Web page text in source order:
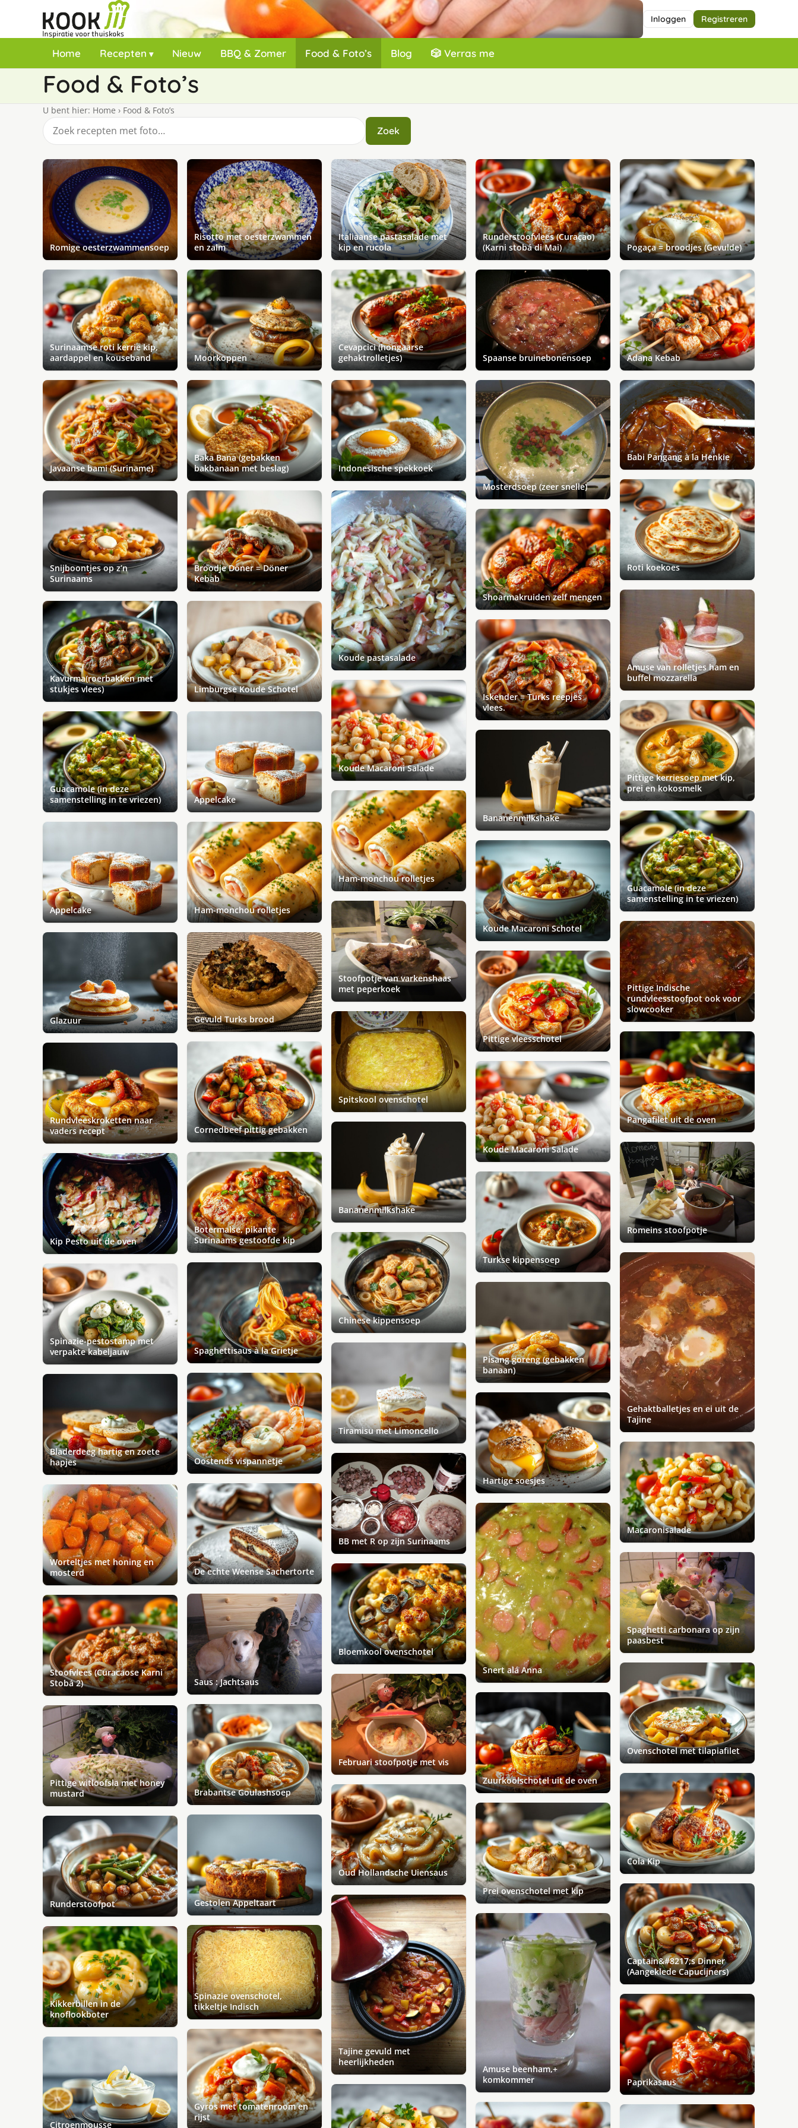
Inloggen Registreren
Home Recepten Nieuw BBQ & Zomer Food & Foto’s Blog 🎲 Verras me
Food & Foto’s
U bent hier: Home › Food & Foto’s
Zoek
Romige oesterzwammensoep
Risotto met oesterzwammen
en zalm
Italiaanse pastasalade met
kip en rucola
Runderstoofvlees (Curaçao)
(Karni stobá di Mai)
Pogaça = broodjes (Gevulde)
Surinaamse roti kerrie kip,
aardappel en kouseband
Moorkoppen
Cevapcici (hongaarse
gehaktrolletjes)
Spaanse bruinebonensoep Adana Kebab
Javaanse bami (Suriname)
Baka Bana (gebakken
bakbanaan met beslag)
Indonesische spekkoek
Mosterdsoep (zeer snelle)
Babi Pangang à la Henkie
Roti koekoes
Snijboontjes op z’n
Surinaams
Broodje Döner = Döner
Kebab
Koude pastasalade
Shoarmakruiden zelf mengen
Amuse van rolletjes ham en
buffel mozzarella
Kavurma(roerbakken met
stukjes vlees)
Limburgse Koude Schotel
Iskender = Turks reepjes
vlees.
Koude Macaroni Salade
Pittige kerriesoep met kip,
prei en kokosmelk
Guacamole (in deze
samenstelling in te vriezen)
Appelcake
Bananenmilkshake
Ham-monchou rolletjes
Guacamole (in deze
samenstelling in te vriezen)
Appelcake
Ham-monchou rolletjes
Koude Macaroni Schotel
Stoofpotje van varkenshaas
met peperkoek
Pittige Indische
rundvleesstoofpot ook voor
slowcooker
Glazuur
Gevuld Turks brood
Pittige vleesschotel
Spitskool ovenschotel
Pangafilet uit de oven
Cornedbeef pittig gebakken
Rundvleeskroketten naar
vaders recept
Koude Macaroni Salade
Bananenmilkshake
Romeins stoofpotje
Botermalse, pikante
Surinaams gestoofde kip
Kip Pesto uit de oven
Turkse kippensoep
Chinese kippensoep
Gehaktballetjes en ei uit de
Tajine
Spaghettisaus à la Grietje
Spinazie-pestostamp met
verpakte kabeljauw
Pisang goreng (gebakken
banaan)
Tiramisu met Limoncello
Oostends vispannetje
Bladerdeeg hartig en zoete
hapjes
Hartige soesjes
Macaronisalade
BB met R op zijn Surinaams
De echte Weense Sachertorte
Worteltjes met honing en
mosterd
Snert alá Anna
Spaghetti carbonara op zijn
paasbest
Bloemkool ovenschotel
Saus : Jachtsaus
Stoofvlees (Curacaose Karni
Stobá 2)
Ovenschotel met tilapiafilet
Februari stoofpotje met vis
Zuurkoolschotel uit de oven
Brabantse Goulashsoep
Pittige witloofsla met honey
mustard
Cola Kip
Oud Hollandsche Uiensaus
Prei ovenschotel met kip
Gestolen Appeltaart
Runderstoofpot
Captain&#8217;s Dinner
(Aangeklede Capucijners)
Tajine gevuld met
heerlijkheden
Amuse beenham,+
komkommer
Spinazie ovenschotel,
tikkeltje Indisch
Kikkerbillen in de
knoflookboter
Paprikasaus
Gyros met tomatenroom en
rijst
Citroenmousse